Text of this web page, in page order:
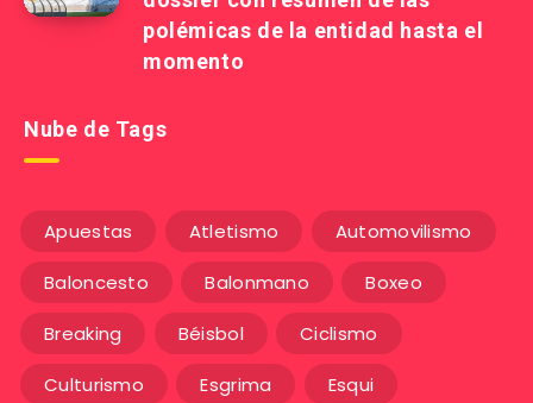
polémicas de la entidad hasta el
momento
Nube de Tags
Apuestas Atletismo Automovilismo
Baloncesto Balonmano Boxeo
Breaking Béisbol Ciclismo
Culturismo Esgrima Esqui